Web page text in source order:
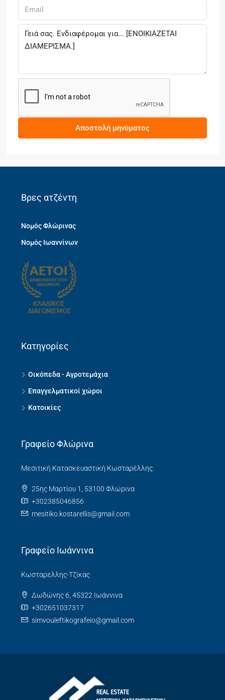
Αποστολή μηνύματος
Βρες ατζέντη
Νομός Φλώρινας
Νομός Ιωαννίνων
Κατηγορίες
Οικόπεδα - Αγροτεμάχια
Επαγγελματικοί χώροι
Κατοικίες
Γραφείο Φλώρινα
Μεσιτική Κατασκευαστική Κωσταρέλλης.
25ης Μαρτίου 1, 53100 Φλώρινα
+302385046856
mesitiko.kostarellis@gmail.com
Γραφείο Ιωάννινα
Κωσταρελλης-Τζίκας
Δωδώνης 6, 45322 Ιωάννινα
+302651037317
simvouleftikografeio@gmail.com